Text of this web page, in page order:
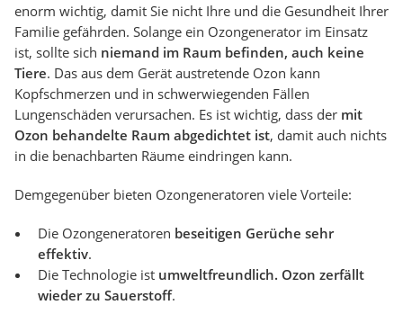
enorm wichtig, damit Sie nicht Ihre und die Gesundheit Ihrer
Familie gefährden. Solange ein Ozongenerator im Einsatz
ist, sollte sich niemand im Raum befinden, auch keine
Tiere. Das aus dem Gerät austretende Ozon kann
Kopfschmerzen und in schwerwiegenden Fällen
Lungenschäden verursachen. Es ist wichtig, dass der mit
Ozon behandelte Raum abgedichtet ist, damit auch nichts
in die benachbarten Räume eindringen kann.
Demgegenüber bieten Ozongeneratoren viele Vorteile:
Die Ozongeneratoren beseitigen Gerüche sehr
effektiv.
Die Technologie ist umweltfreundlich. Ozon zerfällt
wieder zu Sauerstoff.